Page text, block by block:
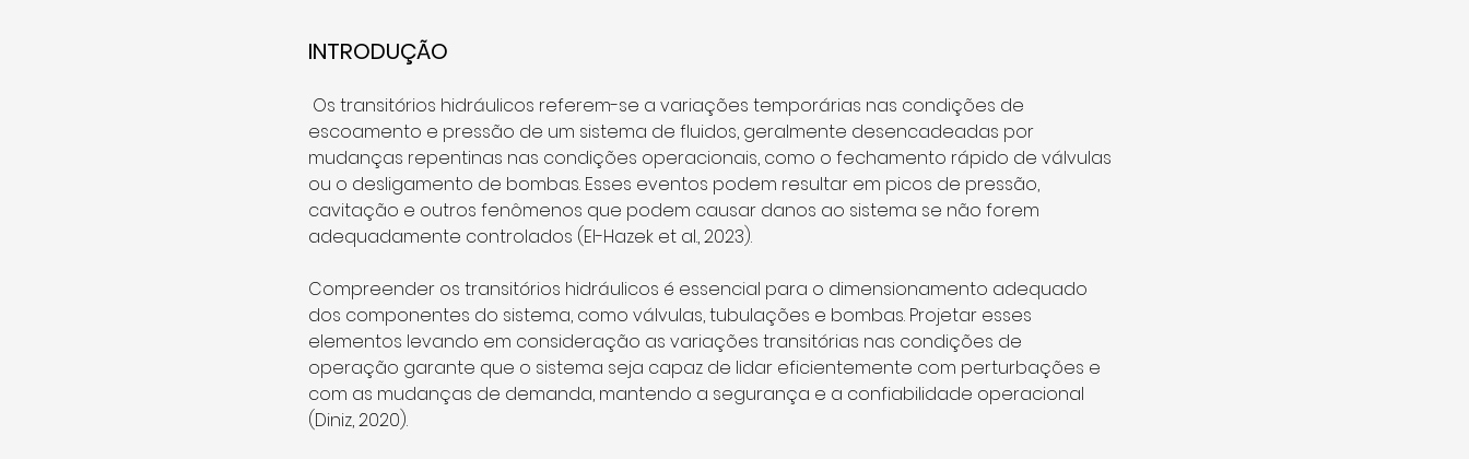
INTRODUÇÃO
escoamento e pressão de um sistema de fluidos, geralmente desencadeadas por
mudanças repentinas nas condições operacionais, como o fechamento rápido de válvulas
ou o desligamento de bombas. Esses eventos podem resultar em picos de pressão,
cavitação e outros fenômenos que podem causar danos ao sistema se não forem
adequadamente controlados (El-Hazek et al., 2023).
Compreender os transitórios hidráulicos é essencial para o dimensionamento adequado
dos componentes do sistema, como válvulas, tubulações e bombas. Projetar esses
elementos levando em consideração as variações transitórias nas condições de
operação garante que o sistema seja capaz de lidar eficientemente com perturbações e
com as mudanças de demanda, mantendo a segurança e a confiabilidade operacional
(Diniz, 2020).